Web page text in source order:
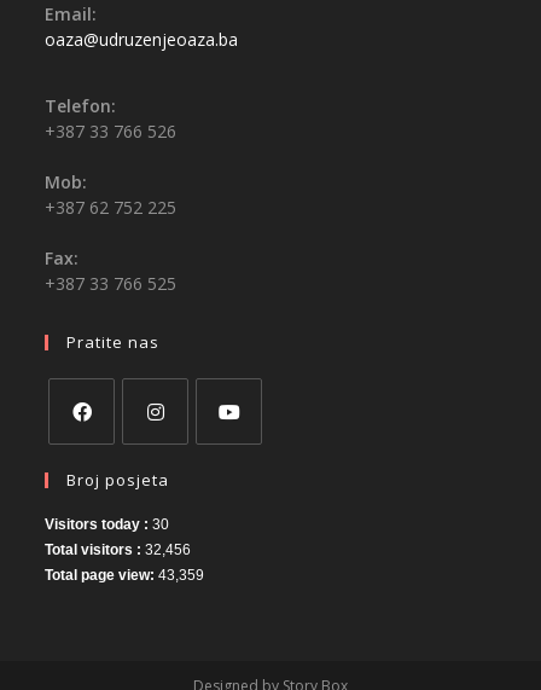
Email:
oaza@udruzenjeoaza.ba
Telefon:
+387 33 766 526
Mob:
+387 62 752 225
Fax:
+387 33 766 525
Pratite nas
Broj posjeta
Visitors today :30
Total visitors :32,456
Total page view:43,359
Designed by Story Box